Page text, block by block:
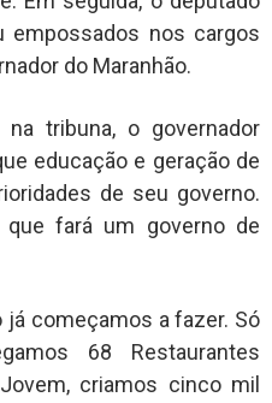
empossados nos cargos
do Maranhão.
tribuna, o governador
educação e geração de
de seu governo.
fará um governo de
começamos a fazer. Só
68 Restaurantes
criamos cinco mil